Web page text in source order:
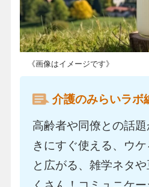
《画像はイメージです》
介護のみらいラボ
高齢者や同僚との話
きにすぐ使える、ウ
と広がる、雑学ネタ